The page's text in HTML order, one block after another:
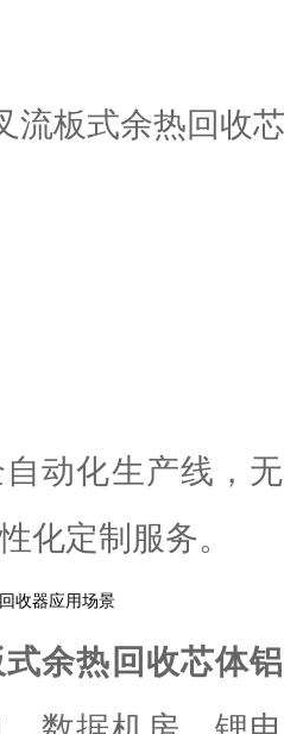
自动化生产线，
化定制服务。
收器应用场景
余热回收芯体